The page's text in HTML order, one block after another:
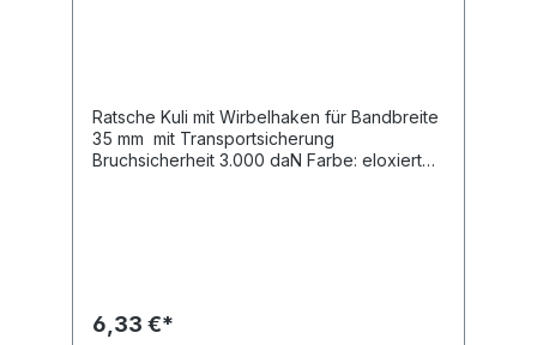
Ratsche Kuli mit Wirbelhaken für Bandbreite
35 mm mit Transportsicherung
Bruchsicherheit 3.000 daN Farbe: eloxiert
6,33 €*